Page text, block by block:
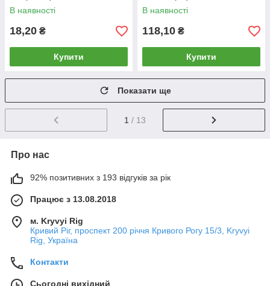
В наявності
18,20 ₴
Купити
В наявності
118,10 ₴
Купити
Показати ще
1 / 13
Про нас
92% позитивних з 193 відгуків за рік
Працює з 13.08.2018
м. Kryvyi Rig
Кривий Ріг, проспект 200 річчя Кривого Рогу 15/3, Kryvyi
Rig, Україна
Контакти
Сьогодні вихідний